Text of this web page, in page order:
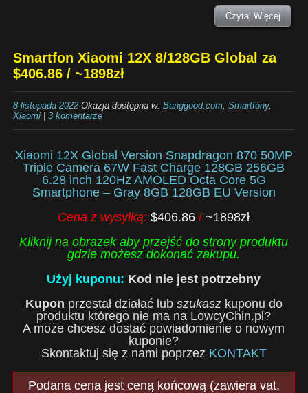
Czytaj Więcej
Smartfon Xiaomi 12X 8/128GB Global za
$406.86 / ~1898zł
8 listopada 2022Okazja dostępna w: Banggood.com, Smartfony,
Xiaomi| 3 komentarze
Xiaomi 12X Global Version Snapdragon 870 50MP
Triple Camera 67W Fast Charge 128GB 256GB
6.28 inch 120Hz AMOLED Octa Core 5G
Smartphone – Gray 8GB 128GB EU Version
Cena z wysyłką:$406.86/~1898zł
Kliknij na obrazek aby przejść do strony produktu
gdzie możesz dokonać zakupu.
Użyj kuponu: Kod nie jest potrzebny
Kupon przestał działać lub szukaszkuponu do
produktu którego nie ma na LowcyChin.pl?
A może chcesz dostać powiadomienie o nowym
kuponie?
Skontaktuj się z nami poprzez KONTAKT
Podana cena jest ceną końcową (zawiera vat,